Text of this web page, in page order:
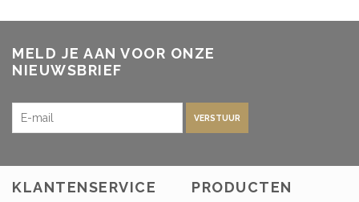
MELD JE AAN VOOR ONZE
NIEUWSBRIEF
VERSTUUR
KLANTENSERVICE PRODUCTEN